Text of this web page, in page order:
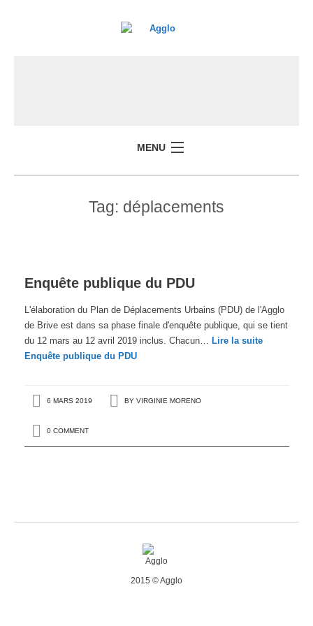
MENU
Tag: déplacements
Enquête publique du PDU
L'élaboration du Plan de Déplacements Urbains (PDU) de l'Agglo
de Brive est dans sa phase finale d'enquête publique, qui se tient
du 12 mars au 12 avril 2019 inclus. Chacun… Lire la suite
Enquête publique du PDU
6 MARS 2019 BY VIRGINIE MORENO
0 COMMENT
2015 © Agglo